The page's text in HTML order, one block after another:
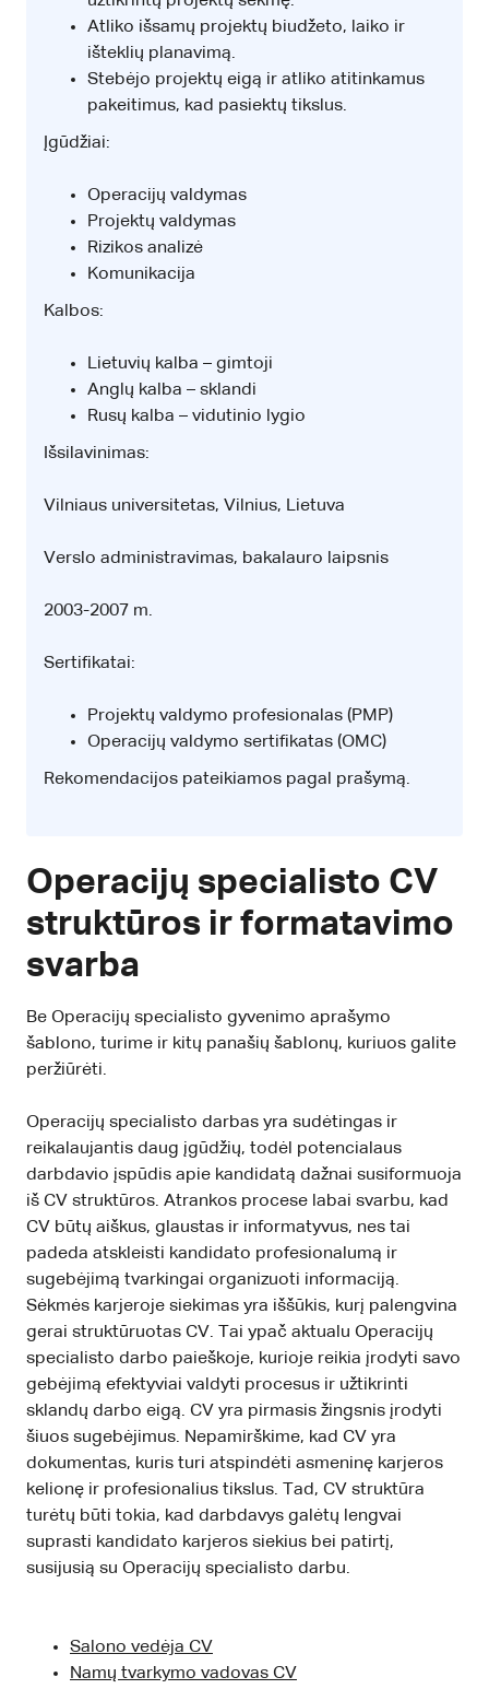
Atliko išsamų projektų biudžeto, laiko ir
išteklių planavimą.
Stebėjo projektų eigą ir atliko atitinkamus
pakeitimus, kad pasiektų tikslus.
Įgūdžiai:
Operacijų valdymas
Projektų valdymas
Rizikos analizė
Komunikacija
Kalbos:
Lietuvių kalba – gimtoji
Anglų kalba – sklandi
Rusų kalba – vidutinio lygio
Išsilavinimas:
Vilniaus universitetas, Vilnius, Lietuva
Verslo administravimas, bakalauro laipsnis
2003-2007 m.
Sertifikatai:
Projektų valdymo profesionalas (PMP)
Operacijų valdymo sertifikatas (OMC)
Rekomendacijos pateikiamos pagal prašymą.
Operacijų specialisto CV
struktūros ir formatavimo
svarba
Be Operacijų specialisto gyvenimo aprašymo
šablono, turime ir kitų panašių šablonų, kuriuos galite
peržiūrėti.
Operacijų specialisto darbas yra sudėtingas ir
reikalaujantis daug įgūdžių, todėl potencialaus
darbdavio įspūdis apie kandidatą dažnai susiformuoja
iš CV struktūros. Atrankos procese labai svarbu, kad
CV būtų aiškus, glaustas ir informatyvus, nes tai
padeda atskleisti kandidato profesionalumą ir
sugebėjimą tvarkingai organizuoti informaciją.
Sėkmės karjeroje siekimas yra iššūkis, kurį palengvina
gerai struktūruotas CV. Tai ypač aktualu Operacijų
specialisto darbo paieškoje, kurioje reikia įrodyti savo
gebėjimą efektyviai valdyti procesus ir užtikrinti
sklandų darbo eigą. CV yra pirmasis žingsnis įrodyti
šiuos sugebėjimus. Nepamirškime, kad CV yra
dokumentas, kuris turi atspindėti asmeninę karjeros
kelionę ir profesionalius tikslus. Tad, CV struktūra
turėtų būti tokia, kad darbdavys galėtų lengvai
suprasti kandidato karjeros siekius bei patirtį,
susijusią su Operacijų specialisto darbu.
Salono vedėja CV
Namų tvarkymo vadovas CV